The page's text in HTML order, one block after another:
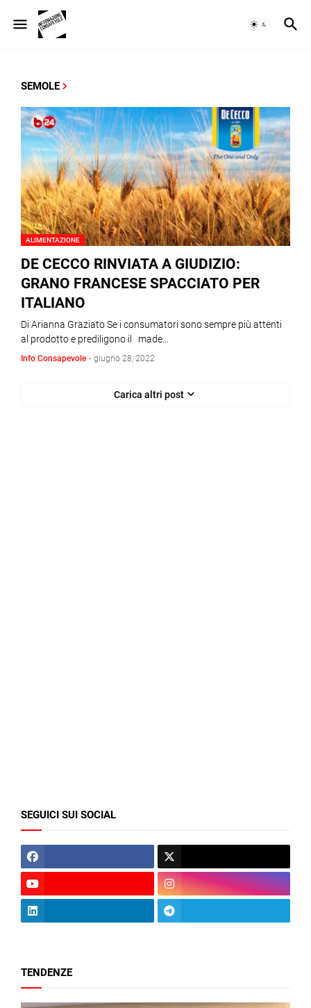
SEMOLE
ALIMENTAZIONE
DE CECCO RINVIATA A GIUDIZIO:
GRANO FRANCESE SPACCIATO PER
ITALIANO
Di Arianna Graziato Se i consumatori sono sempre più attenti
al prodotto e prediligono il made…
Info Consapevole - giugno 28, 2022
Carica altri post
SEGUICI SUI SOCIAL
TENDENZE